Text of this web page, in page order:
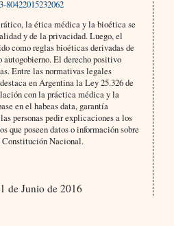
80422015232062
la ética médica y la bioética se
y de la privacidad. Luego, el
como reglas bioéticas derivadas de
El derecho positivo
Entre las normativas legales
en Argentina la Ley 25.326 de
con la práctica médica y la
en el habeas data, garantía
personas pedir explicaciones a los
que poseen datos o información sobre
Nacional.
de Junio de 2016